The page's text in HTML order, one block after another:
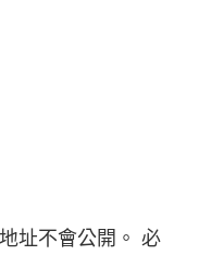
址不會公開。 必